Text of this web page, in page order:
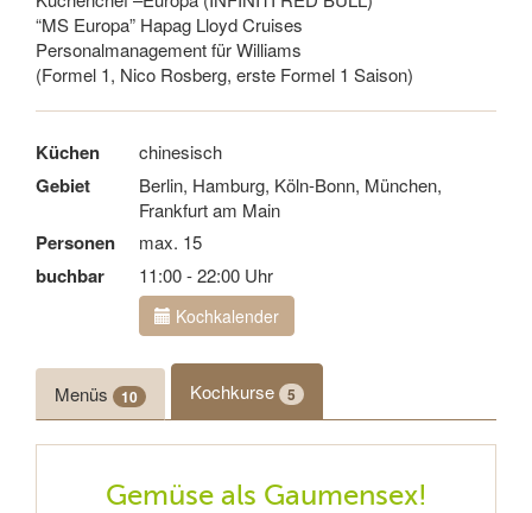
“MS Europa” Hapag Lloyd Cruises
Personalmanagement für Williams
(Formel 1, Nico Rosberg, erste Formel 1 Saison)
Küchen chinesisch
Gebiet
Berlin, Hamburg, Köln-Bonn, München,
Frankfurt am Main
Personen max. 15
buchbar 11:00 - 22:00 Uhr
Kochkalender
Menüs 10 Kochkurse 5
Gemüse als Gaumensex!